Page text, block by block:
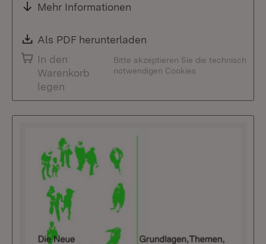
Mehr Informationen
Download:
Als PDF herunterladen
In den
Warenkorb
legen
Bitte akzeptieren Sie die technisch
notwendigen Cookies